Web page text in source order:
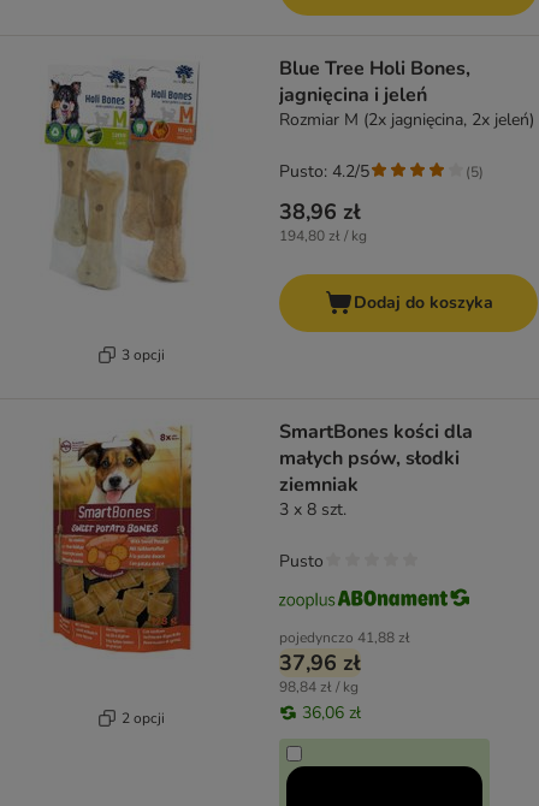
3 opcji
Blue Tree Holi Bones,
jagnięcina i jeleń
Rozmiar M (2x jagnięcina, 2x jeleń)
38,96 zł
194,80 zł / kg
Pusto: 4.2/5 (5)
Dodaj do koszyka
2 opcji
SmartBones kości dla
małych psów, słodki
ziemniak
3 x 8 szt.
pojedynczo 41,88 zł
37,96 zł
98,84 zł / kg
36,06 zł
Pusto